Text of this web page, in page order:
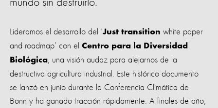
mundo sin destruirlo.
Lideramos el desarrollo del 'Just transition white paper
and roadmap’ con el Centro para la Diversidad
Biológica, una visión audaz para alejarnos de la
destructiva agricultura industrial. Este histórico documento
se lanzó en junio durante la Conferencia Climática de
Bonn y ha ganado tracción rápidamente. A finales de año,